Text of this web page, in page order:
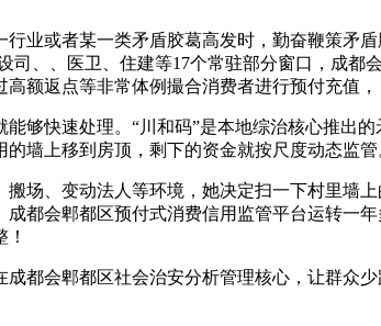
或者某一类矛盾胶葛高发时，勤奋鞭策矛盾
司、、医卫、住建等17个常驻部分窗口，成
额返点等非常体例撮合消费者进行预付充值，
快速处理。“川和码”是本地综治核心推出的
墙上移到房顶，剩下的资金就按尺度动态监
、变动法人等环境，她决定扫一下村里墙上
都会郫都区预付式消费信用监管平台运转一
会郫都区社会治安分析管理核心，让群众少